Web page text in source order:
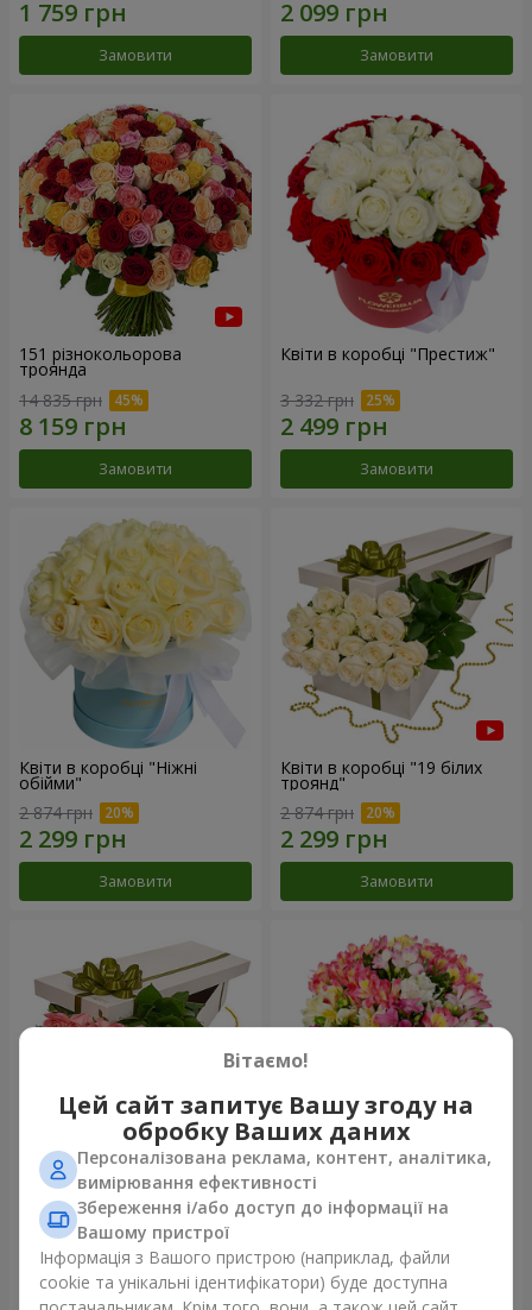
Замовити Замовити
151 різнокольорова
троянда
14 835 грн
Замовити
Квіти в коробці "Престиж"
3 332 грн
Замовити
Квіти в коробці "Ніжні
обійми"
2 874 грн
Замовити
Квіти в коробці "19 білих
троянд"
2 874 грн
Замовити
Квіти в коробці "15 рожевих
троянд"
2 352 грн
Замовити
Букет "Казка для двох!"
Замовити
Вітаємо!
Цей сайт запитує Вашу згоду на
обробку Ваших даних
Персоналізована реклама, контент, аналітика,
вимірювання ефективності
Збереження і/або доступ до інформації на
Вашому пристрої
Інформація з Вашого пристрою (наприклад, файли
cookie та унікальні ідентифікатори) буде доступна